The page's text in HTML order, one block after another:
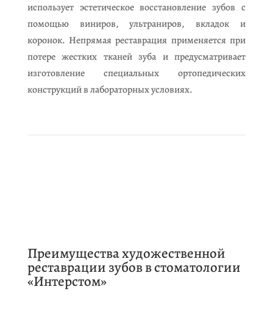
использует эстетическое восстановление зубов с
помощью виниров, ультраниров, вкладок и
коронок. Непрямая реставрация применяется при
потере жестких тканей зуба и предусматривает
изготовление специальных ортопедических
конструкций в лабораторных условиях.
Преимущества художественной
реставрации зубов в стоматологии
«Интерстом»